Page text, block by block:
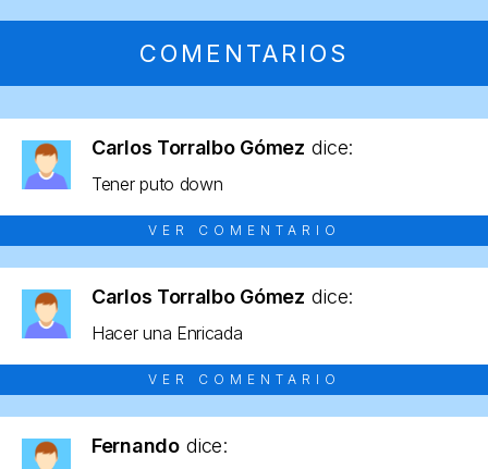
COMENTARIOS
Carlos Torralbo Gómez dice:
Tener puto down
VER COMENTARIO
Carlos Torralbo Gómez dice:
Hacer una Enricada
VER COMENTARIO
Fernando dice: